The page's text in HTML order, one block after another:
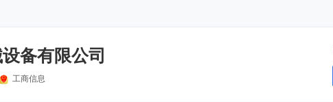
备有限公司
工商信息